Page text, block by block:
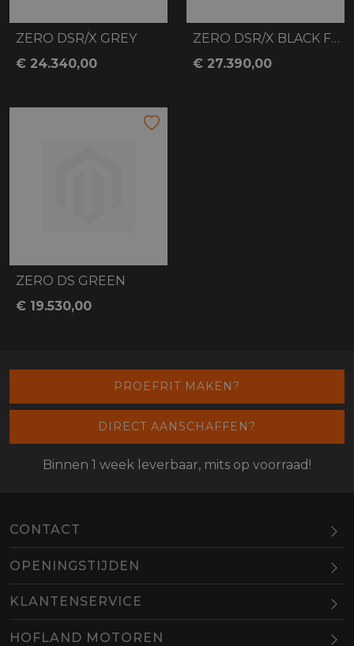
ZERO DSR/X GREY
€ 24.340,00
ZERO DSR/X BLACK FOREST
€ 27.390,00
ZERO DS GREEN
€ 19.530,00
PROEFRIT MAKEN?
DIRECT AANSCHAFFEN?
Binnen 1 week leverbaar, mits op voorraad!
CONTACT
OPENINGSTIJDEN
Maandag
Dinsdag
10.00-18.00
KLANTENSERVICE
HOFLAND MOTOREN